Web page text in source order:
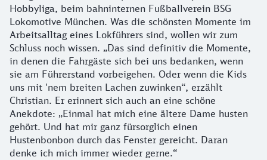
Hobbyliga, beim bahninternen Fußballverein BSG
Lokomotive München. Was die schönsten Momente im
Arbeitsalltag eines Lokführers sind, wollen wir zum
Schluss noch wissen. „Das sind definitiv die Momente,
in denen die Fahrgäste sich bei uns bedanken, wenn
sie am Führerstand vorbeigehen. Oder wenn die Kids
uns mit 'nem breiten Lachen zuwinken“, erzählt
Christian. Er erinnert sich auch an eine schöne
Anekdote: „Einmal hat mich eine ältere Dame husten
gehört. Und hat mir ganz fürsorglich einen
Hustenbonbon durch das Fenster gereicht. Daran
denke ich mich immer wieder gerne.“